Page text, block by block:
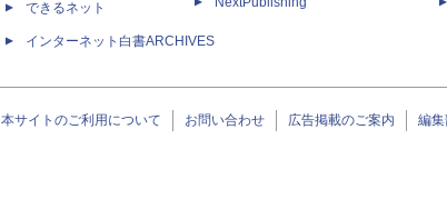
できるネット
インターネット白書ARCHIVES
本サイトのご利用について お問い合わせ 広告掲載のご案内 編